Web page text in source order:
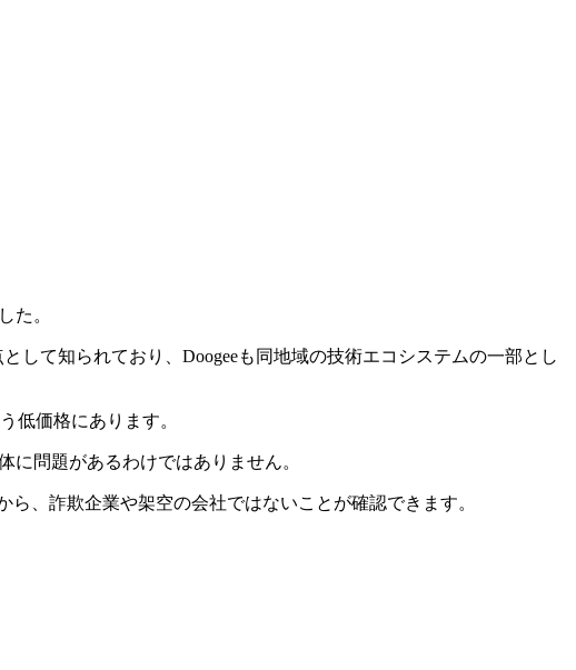
た。
して知られており、Doogeeも同地域の技術エコシステムの一部とし
低価格にあります。
問題があるわけではありません。
、詐欺企業や架空の会社ではないことが確認できます。